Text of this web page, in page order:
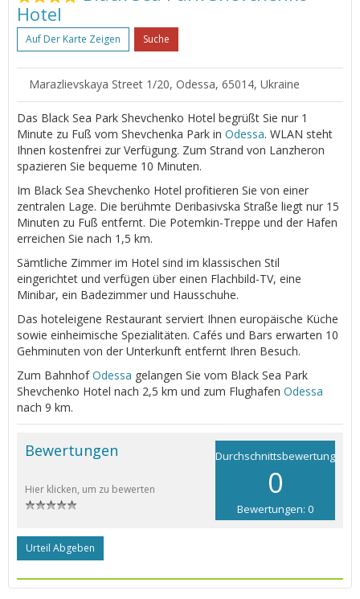
Hotel
Auf Der Karte Zeigen Suche
Marazlievskaya Street 1/20, Odessa, 65014, Ukraine
Das Black Sea Park Shevchenko Hotel begrüßt Sie nur 1
Minute zu Fuß vom Shevchenka Park in Odessa. WLAN steht
Ihnen kostenfrei zur Verfügung. Zum Strand von Lanzheron
spazieren Sie bequeme 10 Minuten.
Im Black Sea Shevchenko Hotel profitieren Sie von einer
zentralen Lage. Die berühmte Deribasivska Straße liegt nur 15
Minuten zu Fuß entfernt. Die Potemkin-Treppe und der Hafen
erreichen Sie nach 1,5 km.
Sämtliche Zimmer im Hotel sind im klassischen Stil
eingerichtet und verfügen über einen Flachbild-TV, eine
Minibar, ein Badezimmer und Hausschuhe.
Das hoteleigene Restaurant serviert Ihnen europäische Küche
sowie einheimische Spezialitäten. Cafés und Bars erwarten 10
Gehminuten von der Unterkunft entfernt Ihren Besuch.
Zum BahnhofOdessa gelangen Sie vom Black Sea Park
Shevchenko Hotel nach 2,5 km und zum Flughafen Odessa
nach 9 km.
Durchschnittsbewertung
0
Bewertungen: 0
Bewertungen
Hier klicken, um zu bewerten
Urteil Abgeben